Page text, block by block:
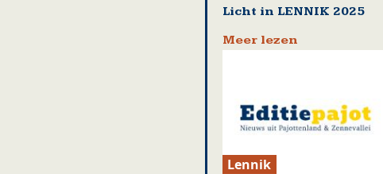
Licht in LENNIK 2025
Meer lezen
Lennik